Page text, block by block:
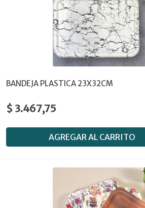
BANDEJA PLASTICA 23X32CM
$ 3.467,75
AGREGAR AL CARRITO